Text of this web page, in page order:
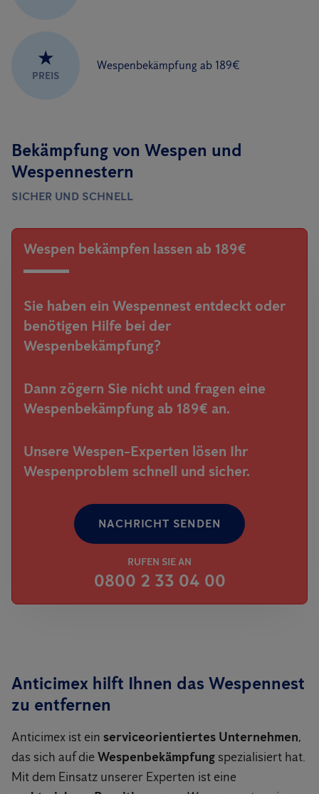
★
PREIS
Wespenbekämpfung ab 189€
Bekämpfung von Wespen und
Wespennestern
SICHER UND SCHNELL
Wespen bekämpfen lassen ab 189€
Sie haben ein Wespennest entdeckt oder
benötigen Hilfe bei der
Wespenbekämpfung?
Dann zögern Sie nicht und fragen eine
Wespenbekämpfung ab 189€ an.
Unsere Wespen-Experten lösen Ihr
Wespenproblem schnell und sicher.
NACHRICHT SENDEN
RUFEN SIE AN
0800 2 33 04 00
Anticimex hilft Ihnen das Wespennest
zu entfernen
Anticimex ist ein serviceorientiertes Unternehmen,
das sich auf dieWespenbekämpfung spezialisiert hat.
Mit dem Einsatz unserer Experten ist eine